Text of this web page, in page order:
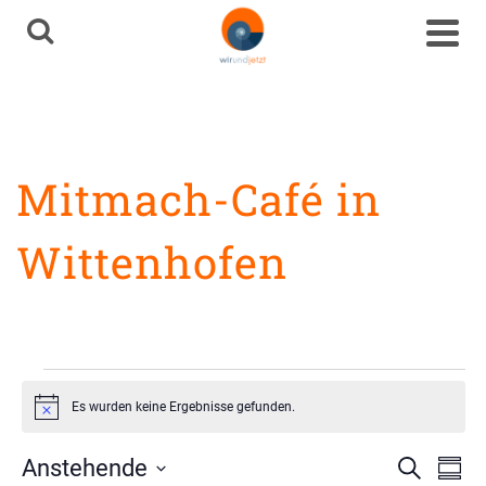
Mitmach-Café in
Wittenhofen
Veranstaltungen
HinweisEs wurden keine Ergebnisse gefunden.
Suche
Anstehende